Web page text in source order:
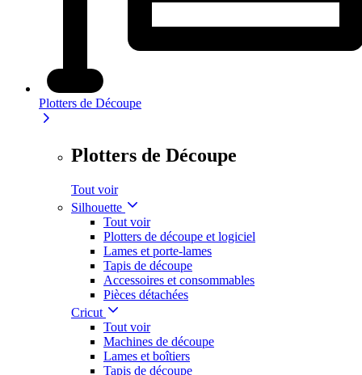
Plotters de Découpe
Plotters de Découpe
Tout voir
Silhouette
Tout voir
Plotters de découpe et logiciel
Lames et porte-lames
Tapis de découpe
Accessoires et consommables
Pièces détachées
Cricut
Tout voir
Machines de découpe
Lames et boîtiers
Tapis de découpe